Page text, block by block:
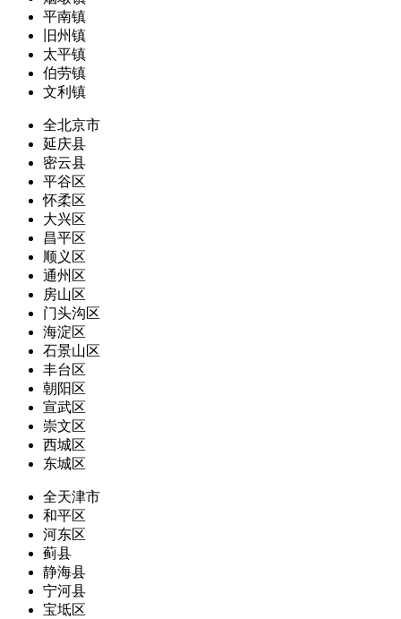
平南镇
旧州镇
太平镇
伯劳镇
文利镇
全北京市
延庆县
密云县
平谷区
怀柔区
大兴区
昌平区
顺义区
通州区
房山区
门头沟区
海淀区
石景山区
丰台区
朝阳区
宣武区
崇文区
西城区
东城区
全天津市
和平区
河东区
蓟县
静海县
宁河县
宝坻区